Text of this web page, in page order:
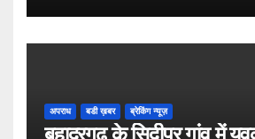
अपराध बडी ख़बर ब्रेकिंग न्यूज़